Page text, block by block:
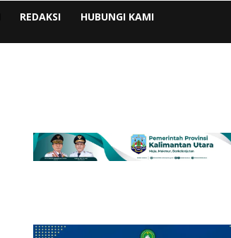
REDAKSI HUBUNGI KAMI